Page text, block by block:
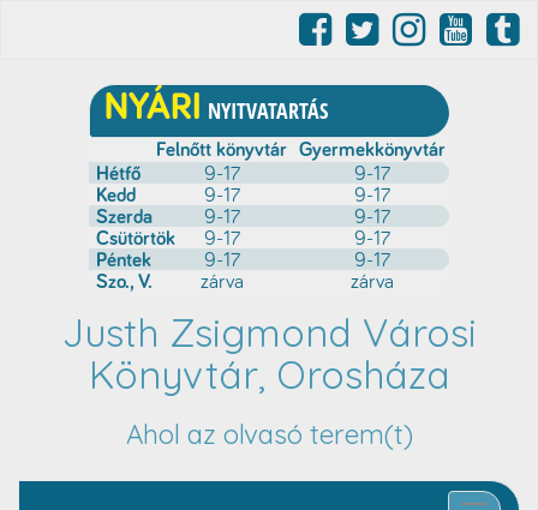
Justh Zsigmond Városi
Könyvtár, Orosháza
Ahol az olvasó terem(t)